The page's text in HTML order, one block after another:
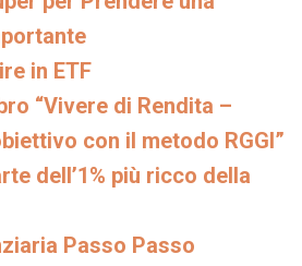
in ETF
“Vivere di Rendita –
con il metodo RGGI”
dell’1% più ricco della
Passo Passo